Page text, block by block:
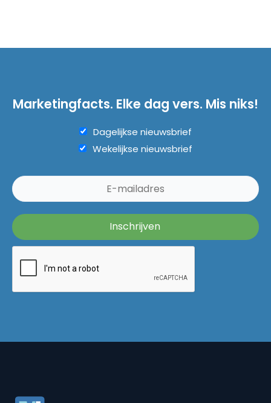
Marketingfacts. Elke dag vers. Mis niks!
Dagelijkse nieuwsbrief
Wekelijkse nieuwsbrief